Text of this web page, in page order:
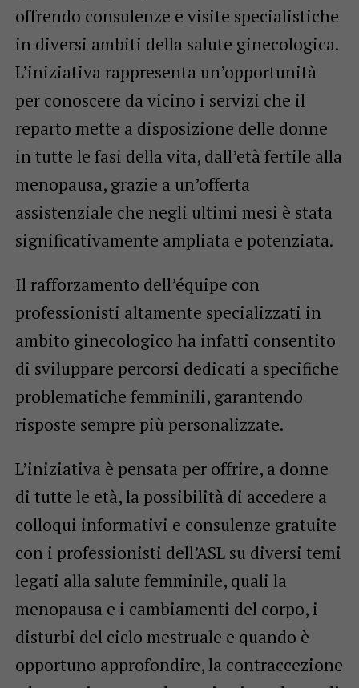
offrendo consulenze e visite specialistiche
in diversi ambiti della salute ginecologica.
L’iniziativa rappresenta un’opportunità
per conoscere da vicino i servizi che il
reparto mette a disposizione delle donne
in tutte le fasi della vita, dall’età fertile alla
menopausa, grazie a un’offerta
assistenziale che negli ultimi mesi è stata
significativamente ampliata e potenziata.
Il rafforzamento dell’équipe con
professionisti altamente specializzati in
ambito ginecologico ha infatti consentito
di sviluppare percorsi dedicati a specifiche
problematiche femminili, garantendo
risposte sempre più personalizzate.
L’iniziativa è pensata per offrire, a donne
di tutte le età, la possibilità di accedere a
colloqui informativi e consulenze gratuite
con i professionisti dell’ASL su diversi temi
legati alla salute femminile, quali la
menopausa e i cambiamenti del corpo, i
disturbi del ciclo mestruale e quando è
opportuno approfondire, la contraccezione